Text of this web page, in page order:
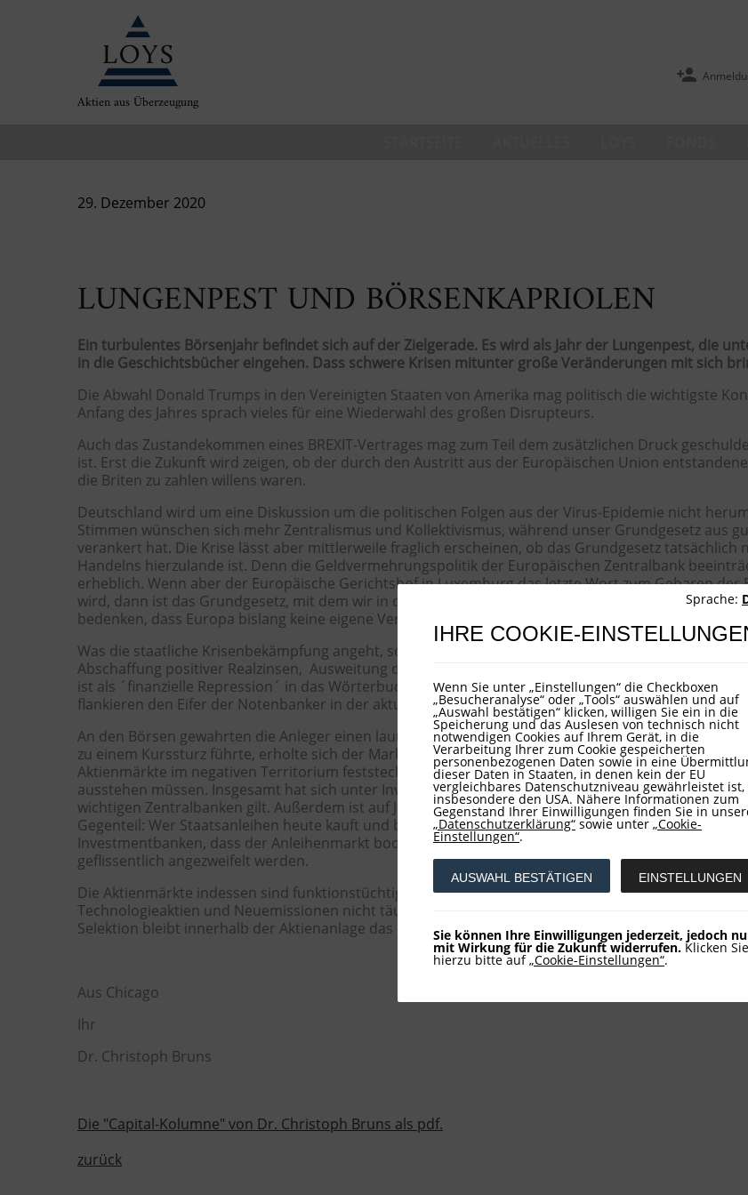
Sprache:
IHRE COOKIE-
Wenn Sie unter „Einstellungen“ die Checkboxen
„Besucheranalyse“ oder „Tools“ auswählen und auf
„Auswahl bestätigen“ klicken, willigen Sie ein in die
Speicherung und das Auslesen von technisch nicht
notwendigen Cookies auf Ihrem Gerät, in die
Verarbeitung Ihrer zum Cookie gespeicherten
personenbezogenen Daten sowie in eine
dieser Daten in Staaten, in denen kein der EU
vergleichbares Datenschutzniveau gewährleistet ist,
insbesondere den USA. Nähere Informationen zum
Gegenstand Ihrer Einwilligungen finden Sie in
„Datenschutzerklärung“ sowie unter „Cookie-
Einstellungen“.
AUSWAHL BESTÄTIGEN EINSTELLUNGEN
Sie können Ihre Einwilligungen jederzeit, jedoch
mit Wirkung für die Zukunft widerrufen. Klicken Sie
hierzu bitte auf„Cookie-Einstellungen“.
Aktien aus Überzeugung
29. Dezember 2020
LUNGENPEST UND BÖRSENKAPRIOLEN
Ein turbulentes Börsenjahr befindet sich auf der Zielgerade. Es wird als Jahr der Lungenpest, die
in die Geschichtsbücher eingehen. Dass schwere Krisen mitunter große Veränderungen mit sich
Die Abwahl Donald Trumps in den Vereinigten Staaten von Amerika mag politisch die wichtigste
Anfang des Jahres sprach vieles für eine Wiederwahl des großen Disrupteurs.
Auch das Zustandekommen eines BREXIT-Vertrages mag zum Teil dem zusätzlichen Druck
ist. Erst die Zukunft wird zeigen, ob der durch den Austritt aus der Europäischen Union
die Briten zu zahlen willens waren.
Deutschland wird um eine Diskussion um die politischen Folgen aus der Virus-Epidemie nicht
Stimmen wünschen sich mehr Zentralismus und Kollektivismus, während unser Grundgesetz aus
verankert hat. Die Krise lässt aber mittlerweile fraglich erscheinen, ob das Grundgesetz
Handelns hierzulande ist. Denn die Geldvermehrungspolitik der Europäischen Zentralbank
erheblich. Wenn aber der Europäische Gerichtshof in Luxemburg das letzte Wort zum Gebaren
wird, dann ist das Grundgesetz, mit dem wir in den letzten Jahrzehnten tendenziell gute
bedenken, dass Europa bislang keine eigene Verfassung besitzt.
Was die staatliche Krisenbekämpfung angeht, so hält man in den europäischen Hauptstädten die
Abschaffung positiver Realzinsen, Ausweitung der Geldmenge und Finanzierung der
ist als ´finanzielle Repression´ in das Wörterbuch der Finanzmärkte aufgenommen worden.
flankieren den Eifer der Notenbanker in der aktuellen Nachfragekrise.
An den Börsen gewahrten die Anleger einen launischen Umgang mit dem Krisenverlauf. Während
zu einem Kurssturz führte, erholte sich der Markt in den darauffolgenden Monaten. Einige Börsen
Aktienmärkte im negativen Territorium feststecken. Krisengewinner feiern neue Rekorde, während
ausstehen müssen. Insgesamt hat sich unter Investoren rasch herumgesprochen, dass der
wichtigen Zentralbanken gilt. Außerdem ist auf Jahre hinaus nicht zu erkennen, dass
Gegenteil: Wer Staatsanleihen heute kauft und bis zu ihrer Fälligkeit hält, der kann einen hohen
Investmentbanken, dass der Anleihenmarkt boomt. Ob es sich angesichts der dominanten
geflissentlich angezweifelt werden.
Die Aktienmärkte indessen sind funktionstüchtig und durchaus nicht irrational. Dabei darf man
Technologieaktien und Neuemissionen nicht täuschen lassen. Im Grunde sind Aktienanlagen
Selektion bleibt innerhalb der Aktienanlage das Nonplusultra, nicht zuletzt aus Risikogründen.
Aus Chicago
Ihr
Dr. Christoph Bruns
Die "Capital-Kolumne" von Dr. Christoph Bruns als pdf.
zurück